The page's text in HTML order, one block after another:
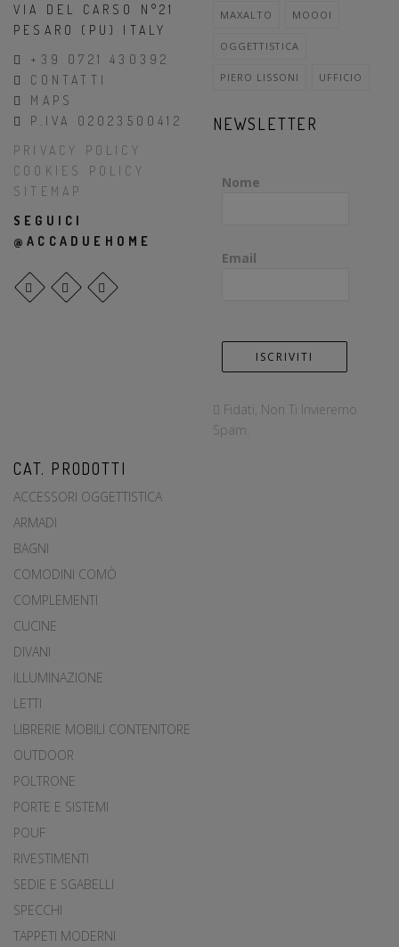
VIA DEL CARSO N°21
PESARO (PU) ITALY
+39 0721 430392
CONTATTI
MAPS
P.IVA 02023500412
PRIVACY POLICY
COOKIES POLICY
SITEMAP
SEGUICI
@ACCADUEHOME
MAXALTO MOOOI
OGGETTISTICA
PIERO LISSONI UFFICIO
NEWSLETTER
Nome
Email
Fidati, Non Ti Invieremo
Spam.
CAT. PRODOTTI
ACCESSORI OGGETTISTICA
ARMADI
BAGNI
COMODINI COMÒ
COMPLEMENTI
CUCINE
DIVANI
ILLUMINAZIONE
LETTI
LIBRERIE MOBILI CONTENITORE
OUTDOOR
POLTRONE
PORTE E SISTEMI
POUF
RIVESTIMENTI
SEDIE E SGABELLI
SPECCHI
TAPPETI MODERNI